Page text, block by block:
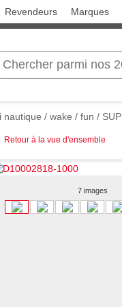
Revendeurs Marques
nautique / wake / fun / SUP
Retour à la vue d'ensemble
7 images